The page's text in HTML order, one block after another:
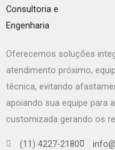
Oferecemos soluções
atendimento próximo,
técnica, evitando
apoiando sua equipe para
customizada gerando os
(11) 4227-2180